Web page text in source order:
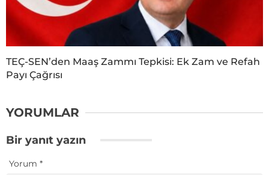
TEÇ-SEN’den Maaş Zammı Tepkisi: Ek Zam ve Refah
Payı Çağrısı
YORUMLAR
Bir yanıt yazın
Yorum *